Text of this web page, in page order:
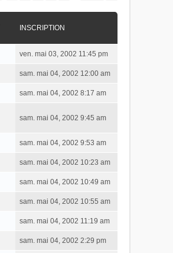
INSCRIPTION
ven. mai 03, 2002 11:45 pm
sam. mai 04, 2002 12:00 am
sam. mai 04, 2002 8:17 am
sam. mai 04, 2002 9:45 am
sam. mai 04, 2002 9:53 am
sam. mai 04, 2002 10:23 am
sam. mai 04, 2002 10:49 am
sam. mai 04, 2002 10:55 am
sam. mai 04, 2002 11:19 am
sam. mai 04, 2002 2:29 pm